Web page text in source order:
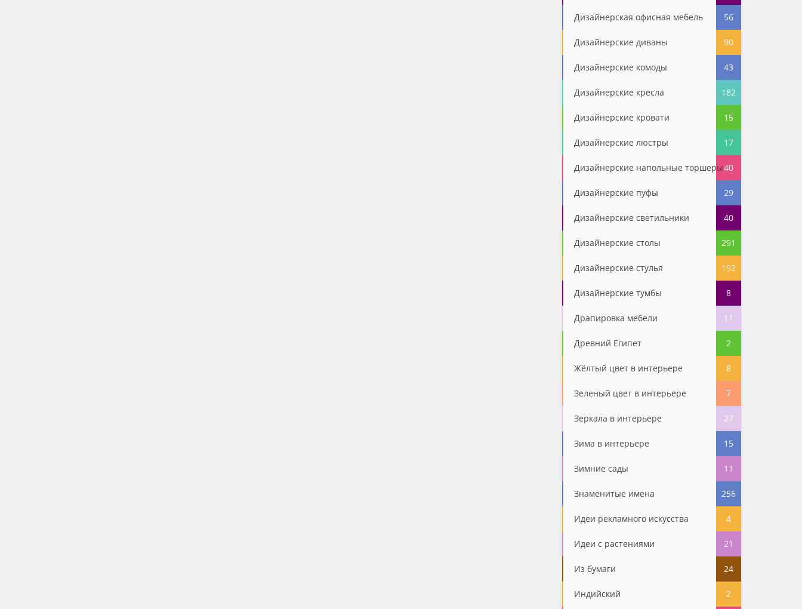
Дизайнерская офисная мебель 56
Дизайнерские диваны 90
Дизайнерские комоды 43
Дизайнерские кресла 182
Дизайнерские кровати 15
Дизайнерские люстры 17
Дизайнерские напольные торшеры40
Дизайнерские пуфы 29
Дизайнерские светильники 40
Дизайнерские столы 291
Дизайнерские стулья 192
Дизайнерские тумбы 8
Драпировка мебели 11
Древний Египет 2
Жёлтый цвет в интерьере 8
Зеленый цвет в интерьере 7
Зеркала в интерьере 27
Зима в интерьере 15
Зимние сады 11
Знаменитые имена 256
Идеи рекламного искусства 4
Идеи с растениями 21
Из бумаги 24
Индийский 2